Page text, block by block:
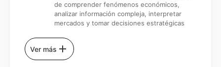
de comprender fenómenos económicos,
analizar información compleja, interpretar
mercados y tomar decisiones estratégicas
Ver más add